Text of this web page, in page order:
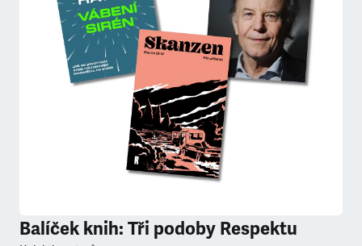
Balíček knih: Tři podoby Respektu